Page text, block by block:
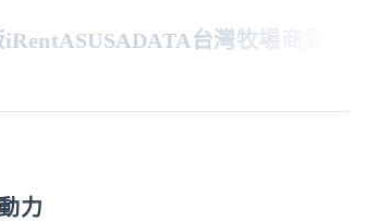
ASUSADATA台灣牧場商周
力